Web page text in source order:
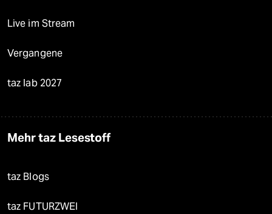
Live im Stream
Vergangene
taz lab 2027
Mehr taz Lesestoff
taz Blogs
taz FUTURZWEI